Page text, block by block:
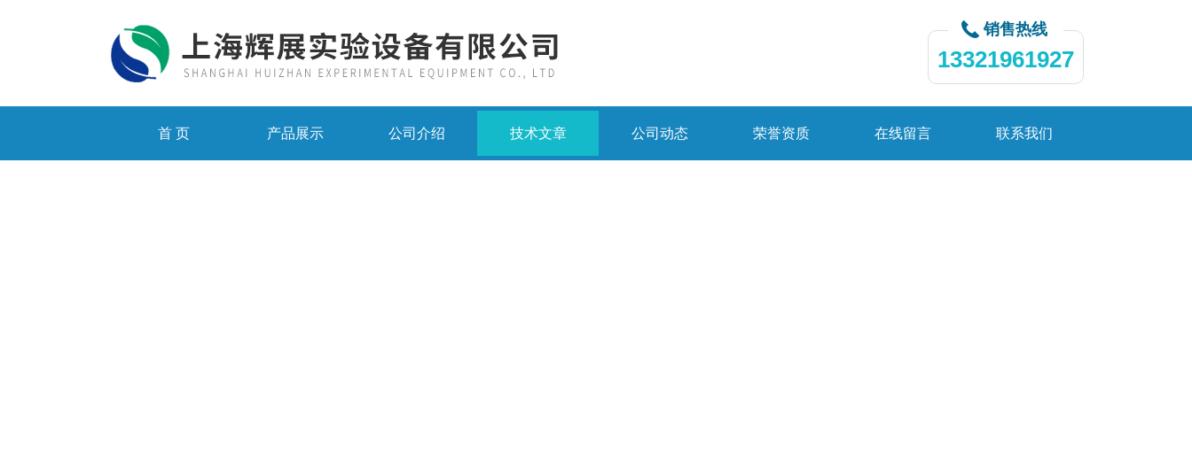
销售热线
13321961927
首 页 产品展示 公司介绍 技术文章 公司动态 荣誉资质 在线留言 联系我们